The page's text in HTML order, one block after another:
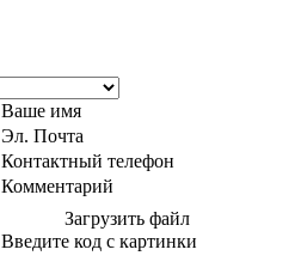
Ваше имя
Эл. Почта
Контактный телефон
Комментарий
Загрузить файл
Введите код с картинки